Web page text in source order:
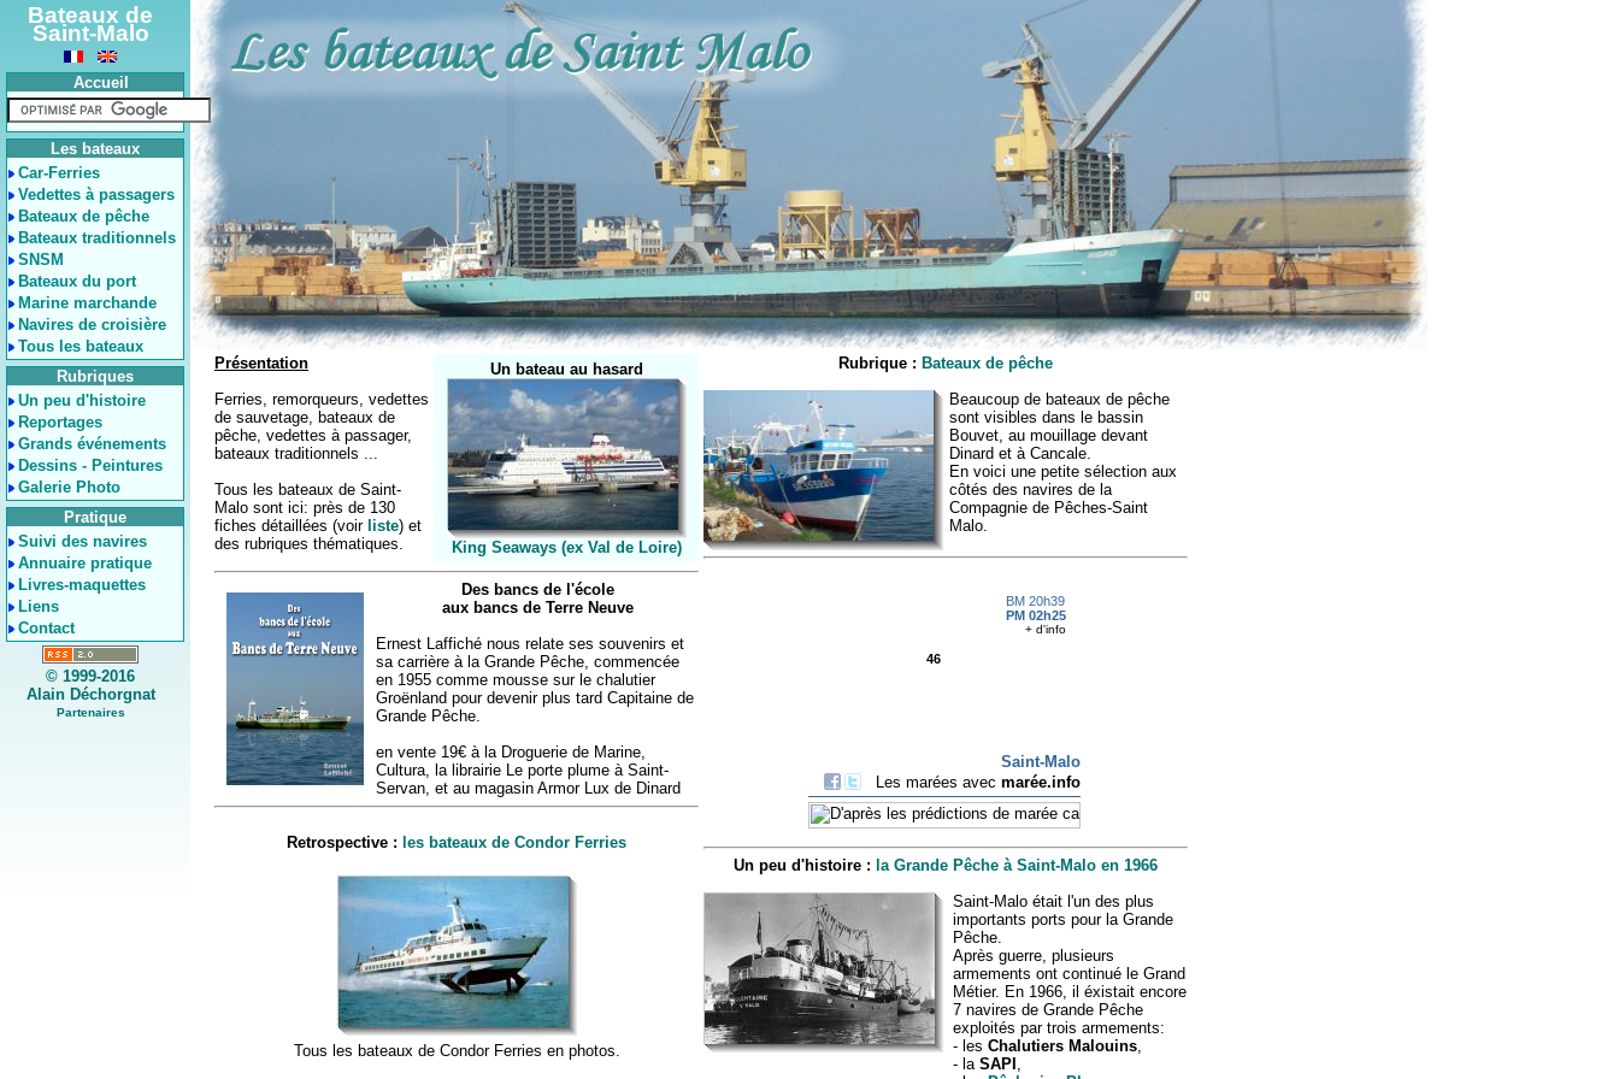
Bateaux de
Saint-Malo
Accueil
Les bateaux
Car-Ferries
Vedettes à passagers
Bateaux de pêche
Bateaux traditionnels
SNSM
Bateaux du port
Marine marchande
Navires de croisière
Tous les bateaux
Rubriques
Un peu d'histoire
Reportages
Grands événements
Dessins - Peintures
Galerie Photo
Pratique
Suivi des navires
Annuaire pratique
Livres-maquettes
Liens
Contact
© 1999-2016
Alain Déchorgnat
Partenaires
Un bateau au hasard
King Seaways (ex Val de Loire)
Présentation
Ferries, remorqueurs, vedettes
de sauvetage, bateaux de
pêche, vedettes à passager,
bateaux traditionnels ...
Tous les bateaux de Saint-
Malo sont ici: près de 130
fiches détaillées (voir liste) et
des rubriques thématiques.
Des bancs de l'école
aux bancs de Terre Neuve
Ernest Laffiché nous relate ses souvenirs et
sa carrière à la Grande Pêche, commencée
en 1955 comme mousse sur le chalutier
Groënland pour devenir plus tard Capitaine de
Grande Pêche.
en vente 19€ à la Droguerie de Marine,
Cultura, la librairie Le porte plume à Saint-
Servan, et au magasin Armor Lux de Dinard
Retrospective : les bateaux de Condor Ferries
Tous les bateaux de Condor Ferries en photos.
Rubrique : Bateaux de pêche
Beaucoup de bateaux de pêche
sont visibles dans le bassin
Bouvet, au mouillage devant
Dinard et à Cancale.
En voici une petite sélection aux
côtés des navires de la
Compagnie de Pêches-Saint
Malo.
Un peu d'histoire : la Grande Pêche à Saint-Malo en 1966
Saint-Malo était l'un des plus
importants ports pour la Grande
Pêche.
Après guerre, plusieurs
armements ont continué le Grand
Métier. En 1966, il éxistait encore
7 navires de Grande Pêche
exploités par trois armements:
- les Chalutiers Malouins,
- la SAPI ,